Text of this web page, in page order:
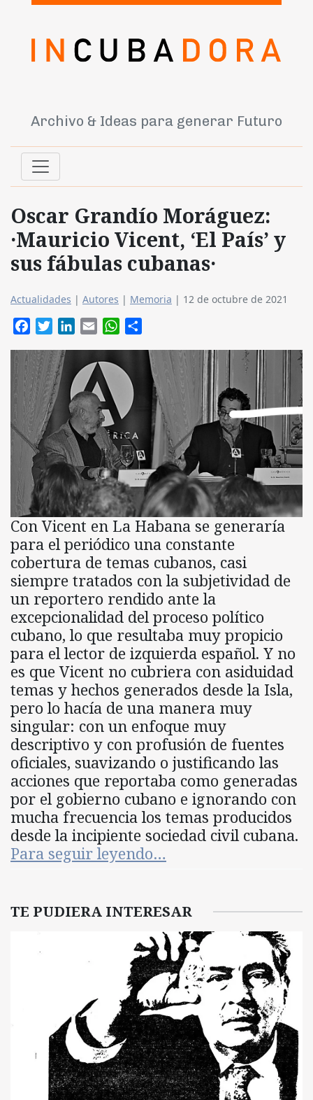
Archivo & Ideas para generar Futuro
Oscar Grandío Moráguez:
·Mauricio Vicent, ‘El País’ y
sus fábulas cubanas·
Actualidades | Autores | Memoria | 12 de octubre de 2021
FacebookTwitterLinkedIn
Email WhatsApp
Con Vicent en La Habana se generaría
para el periódico una constante
cobertura de temas cubanos, casi
siempre tratados con la subjetividad de
un reportero rendido ante la
excepcionalidad del proceso político
cubano, lo que resultaba muy propicio
para el lector de izquierda español. Y no
es que Vicent no cubriera con asiduidad
temas y hechos generados desde la Isla,
pero lo hacía de una manera muy
singular: con un enfoque muy
descriptivo y con profusión de fuentes
oficiales, suavizando o justificando las
acciones que reportaba como generadas
por el gobierno cubano e ignorando con
mucha frecuencia los temas producidos
desde la incipiente sociedad civil cubana.
Para seguir leyendo…
TE PUDIERA INTERESAR